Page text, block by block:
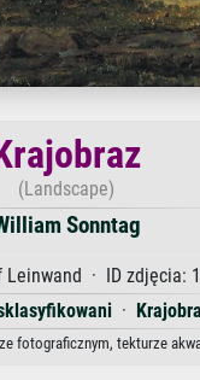
(Landscape)
Sonntag
· ID zdjęcia:
·
fotograficznym, tekturze